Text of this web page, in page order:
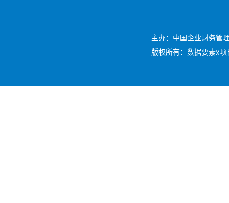
主办：中国企业财务
版权所有：数据要素x